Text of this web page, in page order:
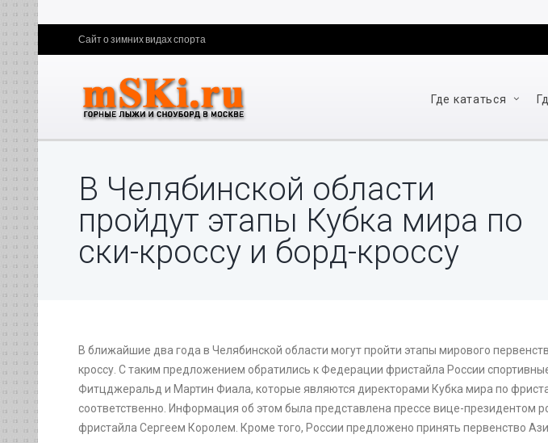
Сайт о зимних видах спорта
Где кататься
В Челябинской области
пройдут этапы Кубка мира по
ски-кроссу и борд-кроссу
В ближайшие два года в Челябинской области могут пройти этапы мирового
кроссу. С таким предложением обратились к Федерации фристайла России
Фитцджеральд и Мартин Фиала, которые являются директорами Кубка мира по
соответственно. Информация об этом была представлена прессе вице-президентом
фристайла Сергеем Королем. Кроме того, России предложено принять первенство